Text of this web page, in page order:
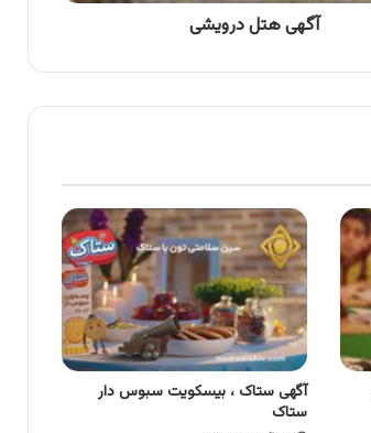
آگهی هتل درویشی
آگهی ستاک ، بیسکویت سبوس دار
ستاک